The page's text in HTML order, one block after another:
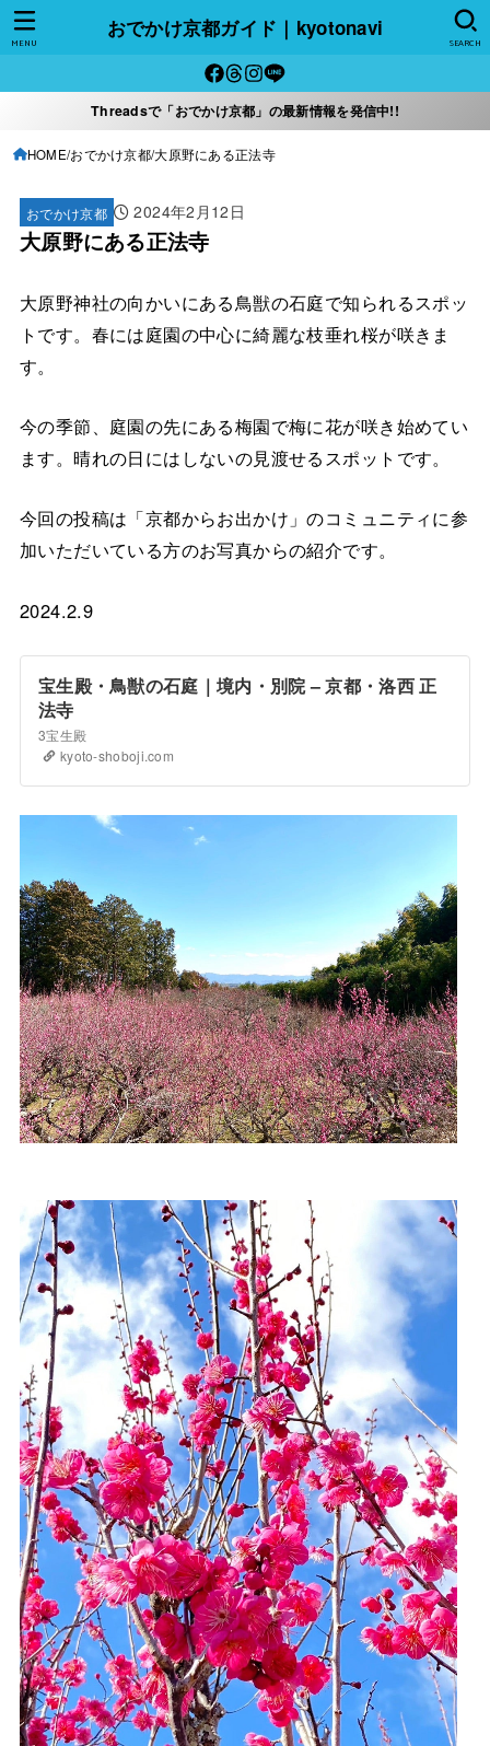
おでかけ京都ガイド｜kyotonavi
SEARCH
MENU
Threadsで「おでかけ京都」の最新情報を発信中!!
HOME おでかけ京都 大原野にある正法寺
おでかけ京都 2024年2月12日
大原野にある正法寺
大原野神社の向かいにある鳥獣の石庭で知られるスポッ
トです。春には庭園の中心に綺麗な枝垂れ桜が咲きま
す。
今の季節、庭園の先にある梅園で梅に花が咲き始めてい
ます。晴れの日にはしないの見渡せるスポットです。
今回の投稿は「京都からお出かけ」のコミュニティに参
加いただいている方のお写真からの紹介です。
2024.2.9
宝生殿・鳥獣の石庭｜境内・別院 – 京都・洛西 正
法寺
3宝生殿
kyoto-shoboji.com